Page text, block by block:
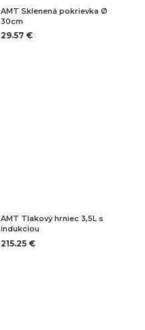
AMT Sklenená pokrievka Ø
30cm
29.57 €
AMT Tlakový hrniec 3,5L s
indukciou
215.25 €